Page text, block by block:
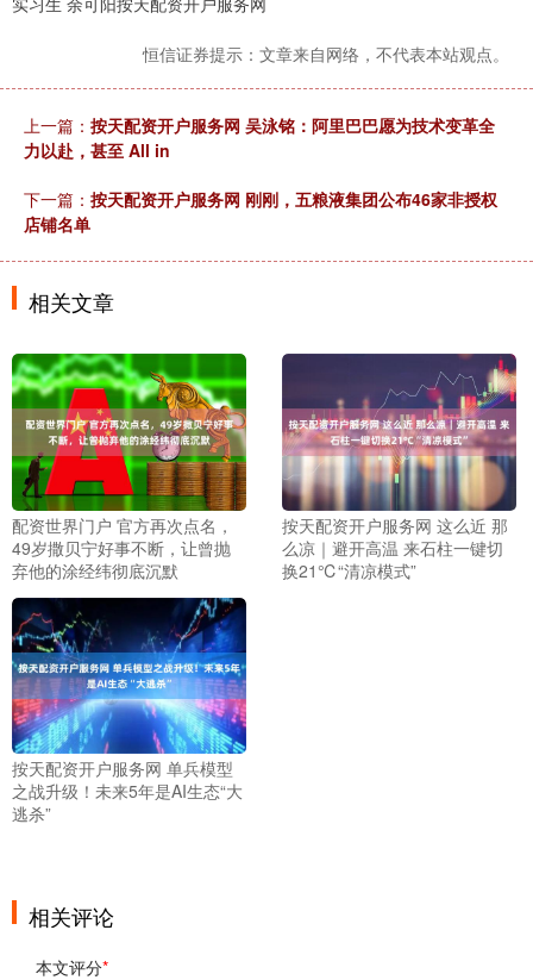
恒信证券提示：文章来自网络，不代表本站观点。
上一篇： 按天配资开户服务网 吴泳铭：阿里巴巴愿为技术变革全
力以赴，甚至 All in
下一篇： 按天配资开户服务网 刚刚，五粮液集团公布46家非授权
店铺名单
相关文章
配资世界门户 官方再次点名，
49岁撒贝宁好事不断，让曾抛
弃他的涂经纬彻底沉默
按天配资开户服务网 这么近 那
么凉｜避开高温 来石柱一键切
换21℃“清凉模式”
按天配资开户服务网 单兵模型
之战升级！未来5年是AI生态“大
逃杀”
相关评论
本文评分*